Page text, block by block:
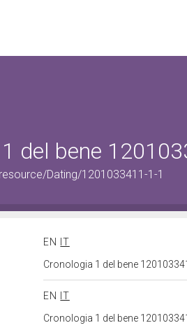
del bene
Dating/1201033411-1-1
EN
IT
Cronologia 1 del bene
EN
IT
Cronologia 1 del bene